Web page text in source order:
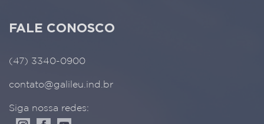
FALE CONOSCO
(47) 3340-0900
contato@galileu.ind.br
Siga nossa redes: